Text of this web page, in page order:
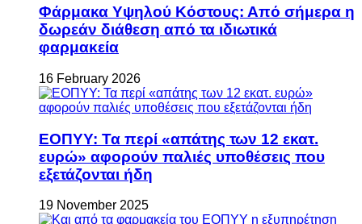
Φάρμακα Υψηλού Κόστους: Από σήμερα η
δωρεάν διάθεση από τα ιδιωτικά
φαρμακεία
16 February 2026
ΕΟΠΥΥ: Τα περί «απάτης των 12 εκατ.
ευρώ» αφορούν παλιές υποθέσεις που
εξετάζονται ήδη
19 November 2025